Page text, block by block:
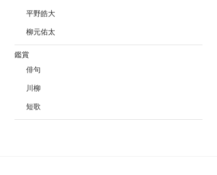
平野皓大
柳元佑太
鑑賞
俳句
川柳
短歌